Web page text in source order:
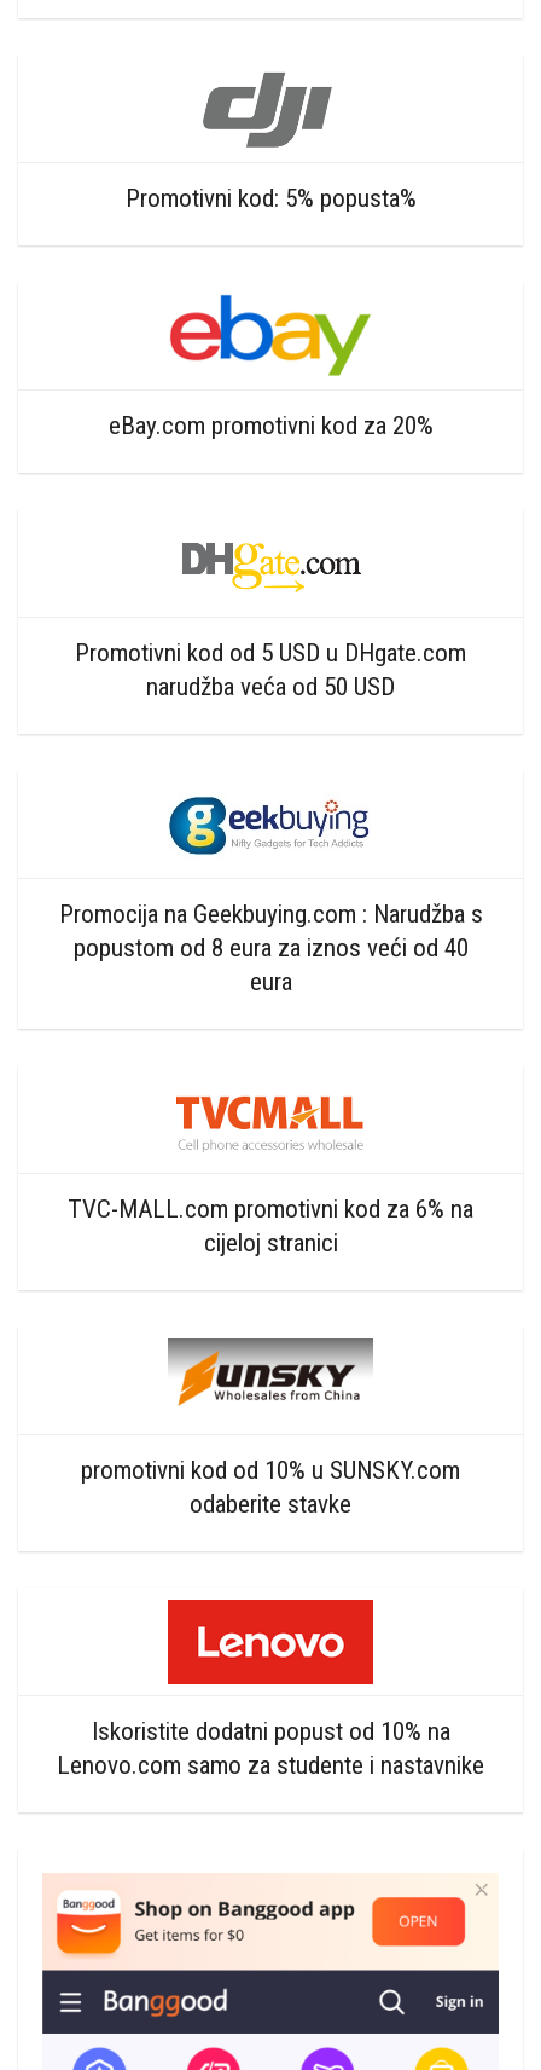
Promotivni kod: 5% popusta%
eBay.com promotivni kod za 20%
Promotivni kod od 5 USD u DHgate.com
narudžba veća od 50 USD
Promocija na Geekbuying.com : Narudžba s
popustom od 8 eura za iznos veći od 40
eura
TVC-MALL.com promotivni kod za 6% na
cijeloj stranici
promotivni kod od 10% u SUNSKY.com
odaberite stavke
Iskoristite dodatni popust od 10% na
Lenovo.com samo za studente i nastavnike